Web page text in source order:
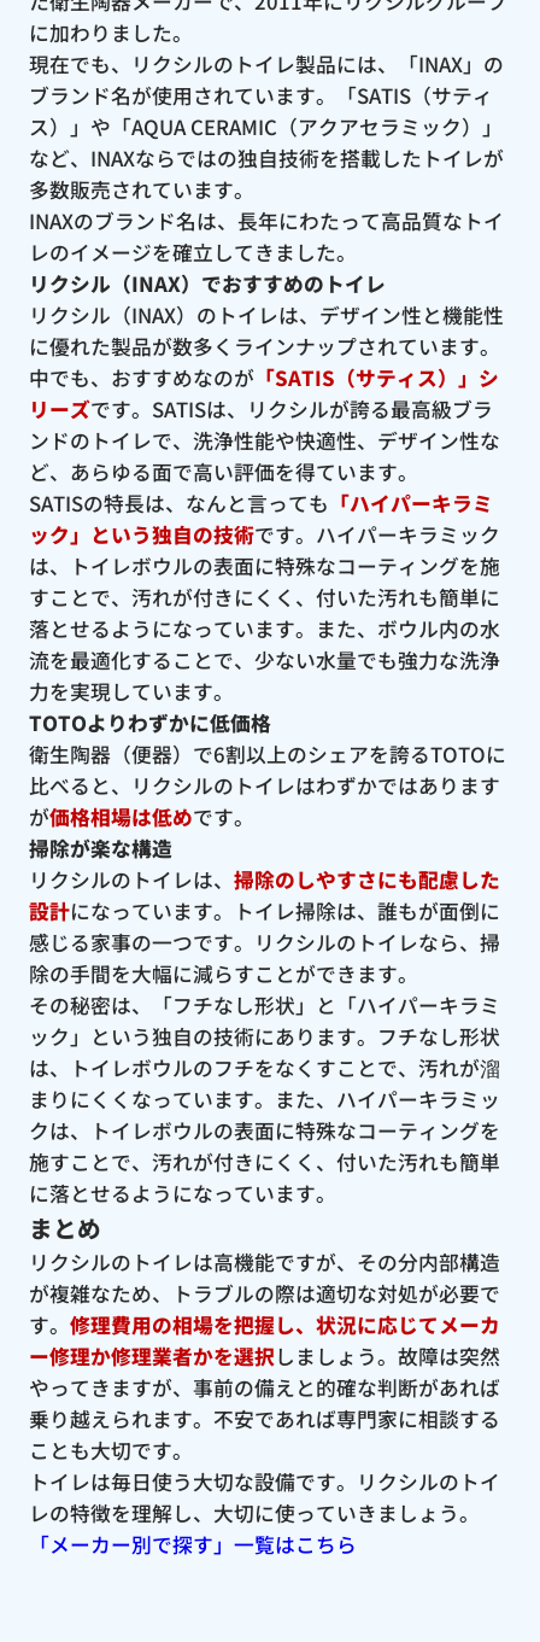
に加わりました。
現在でも、リクシルのトイレ製品には、「INAX」の
ブランド名が使用されています。「SATIS（サティ
ス）」や「AQUA CERAMIC（アクアセラミック）」
など、INAXならではの独自技術を搭載したトイレが
多数販売されています。
INAXのブランド名は、長年にわたって高品質なトイ
レのイメージを確立してきました。
リクシル（INAX）でおすすめのトイレ
リクシル（INAX）のトイレは、デザイン性と機能性
に優れた製品が数多くラインナップされています。
中でも、おすすめなのが「SATIS（サティス）」シ
リーズです。SATISは、リクシルが誇る最高級ブラ
ンドのトイレで、洗浄性能や快適性、デザイン性な
ど、あらゆる面で高い評価を得ています。
SATISの特長は、なんと言っても 「ハイパーキラミ
ック」という独自の技術です。ハイパーキラミック
は、トイレボウルの表面に特殊なコーティングを施
すことで、汚れが付きにくく、付いた汚れも簡単に
落とせるようになっています。また、ボウル内の水
流を最適化することで、少ない水量でも強力な洗浄
力を実現しています。
TOTOよりわずかに低価格
衛生陶器（便器）で6割以上のシェアを誇るTOTOに
比べると、リクシルのトイレはわずかではあります
が価格相場は低めです。
掃除が楽な構造
リクシルのトイレは、 掃除のしやすさにも配慮した
設計になっています。トイレ掃除は、誰もが面倒に
感じる家事の一つです。リクシルのトイレなら、掃
除の手間を大幅に減らすことができます。
その秘密は、「フチなし形状」と「ハイパーキラミ
ック」という独自の技術にあります。フチなし形状
は、トイレボウルのフチをなくすことで、汚れが溜
まりにくくなっています。また、ハイパーキラミッ
クは、トイレボウルの表面に特殊なコーティングを
施すことで、汚れが付きにくく、付いた汚れも簡単
に落とせるようになっています。
まとめ
リクシルのトイレは高機能ですが、その分内部構造
が複雑なため、トラブルの際は適切な対処が必要で
す。 修理費用の相場を把握し、状況に応じてメーカ
ー修理か修理業者かを選択しましょう。故障は突然
やってきますが、事前の備えと的確な判断があれば
乗り越えられます。不安であれば専門家に相談する
ことも大切です。
トイレは毎日使う大切な設備です。リクシルのトイ
レの特徴を理解し、大切に使っていきましょう。
「メーカー別で探す」一覧はこちら